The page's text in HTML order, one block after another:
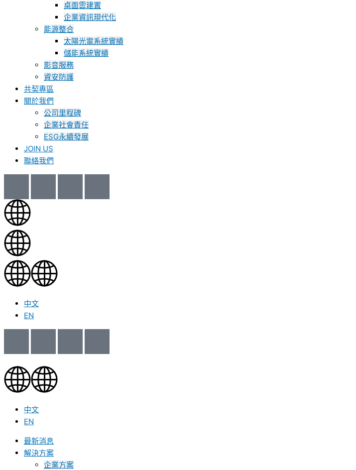
桌面雲建置
企業資訊現代化
能源整合
太陽光電系統實績
儲能系統實績
影音服務
資安防護
共契專區
關於我們
公司里程碑
企業社會責任
ESG永續發展
JOIN US
聯絡我們
中文
EN
中文
EN
最新消息
解決方案
企業方案